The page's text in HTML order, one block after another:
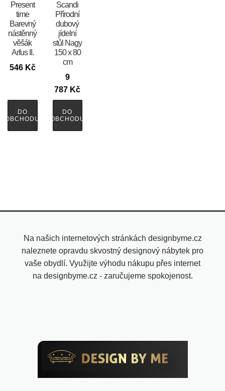
Present
time
Barevný
nástěnný
věšák
Arfus II.
546 Kč
DO
OBCHODU
Scandi
Přírodní
dubový
jídelní
stůl Nagy
150 x 80
cm
9
787 Kč
DO
OBCHODU
Na našich internetových stránkách designbyme.cz
naleznete opravdu skvostný designový nábytek pro
vaše obydlí. Využijte výhodu nákupu přes internet
na designbyme.cz - zaručujeme spokojenost.